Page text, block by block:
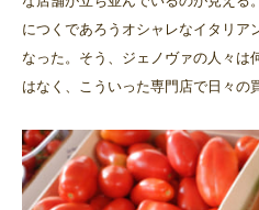
につくであろうオシャレなイタリア
なった。そう、ジェノヴァの人々は
はなく、こういった専門店で日々の